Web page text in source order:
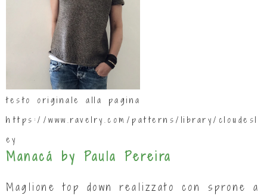
testo originale alla pagina
https://www.ravelry.com/patterns/library/cloudesl
ey
Manacá by Paula Pereira
Maglione top down realizzato con sprone a